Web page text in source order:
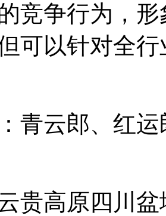
竞争行为，
可以针对全
青云郎、红
贵高原四川